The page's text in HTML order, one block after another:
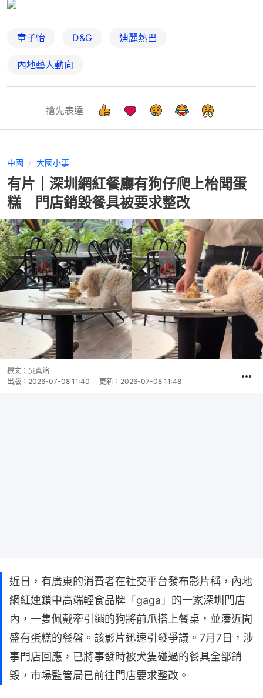
章子怡 D&G 迪麗熱巴
內地藝人動向
搶先表達
中國 大國小事
有片｜深圳網紅餐廳有狗仔爬上枱聞蛋
糕 門店銷毀餐具被要求整改
撰文： 吳真銘
出版： 2026-07-08 11:40 更新： 2026-07-08 11:48
近日，有廣東的消費者在社交平台發布影片稱，內地
網紅連鎖中高端輕食品牌「gaga」的一家深圳門店
內，一隻佩戴牽引繩的狗將前爪搭上餐桌，並湊近聞
盛有蛋糕的餐盤。該影片迅速引發爭議。7月7日，涉
事門店回應，已將事發時被犬隻碰過的餐具全部銷
毀，市場監管局已前往門店要求整改。